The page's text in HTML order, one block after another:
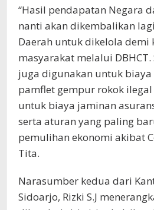
“Hasil pendapatan Negara
nanti akan dikembalikan
Daerah untuk dikelola demi
masyarakat melalui DBHCT.
juga digunakan untuk biaya
pamflet gempur rokok
untuk biaya jaminan
serta aturan yang paling
pemulihan ekonomi akibat
Tita.
Narasumber kedua dari
Sidoarjo, Rizki S.J